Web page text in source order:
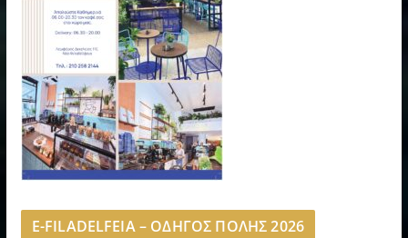
E-FILADELFEIA – ΟΔΗΓΟΣ ΠΟΛΗΣ 2026